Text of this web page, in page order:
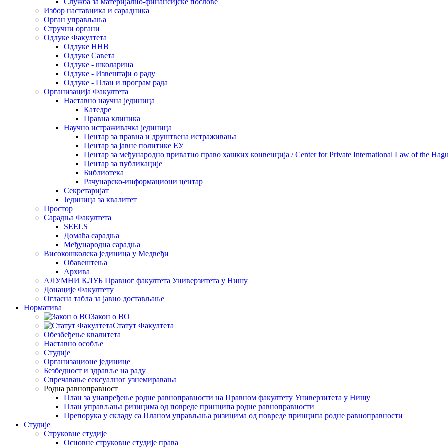
Служба за материјално-финансијске послове
Избор наставника и сарадника
Oрган управљања
Стручни органи
Одлуке Факултета
Одлуке ННВ
Одлуке Савета
Одлуке - школарина
Одлуке - Извештаји о раду
Одлуке - План и програм рада
Организација Факултета
Наставно научна јединица
Катедре
Правна клиника
Научно истраживачка јединица
Центар за правна и друштвена истраживања
Центар за јавне политике ЕУ
Центар за међународно приватно право хашких конвенција / Center for Private International Law of the
Центар за публикације
Библиотека
Рачунарско-информациони центар
Секретаријат
Јединица за квалитет
Простор
Сарадња Факултета
SEELS
Домаћа сарадња
Међународна сарадња
Високошколска јединица у Медвеђи
Обавештења
Архива
АЛУМНИ КЛУБ Правног факултета Универзитета у Нишу
Донације Факултету
Огласна табла за јавно достављање
Норматива
Закон о ВО
Статут Факултета
Обезбеђење квалитета
Наставно особље
Студије
Организационе јединице
Безбедност и здравље на раду
Спречавање сексуалног узнемиравања
Родна равноправност
План за унапређење родне равноправности на Правном факултету Универзитета у Нишу
План управљања ризицима од повреде принципа родне равноправности
Препорука у складу са Планом управљања ризицима од повреде принципа родне равноправности
Студије
Струковне студије
Основне струковне студије права